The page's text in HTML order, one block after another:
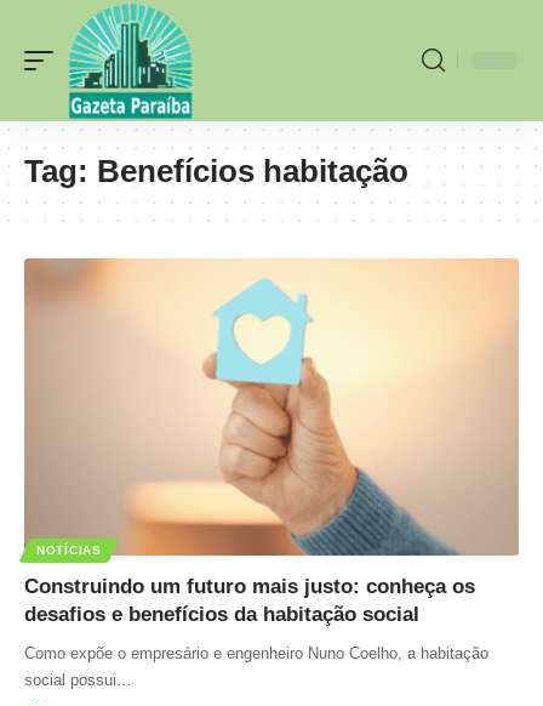
Tag: Benefícios habitação
NOTÍCIAS
Construindo um futuro mais justo: conheça os
desafios e benefícios da habitação social
Como expõe o empresário e engenheiro Nuno Coelho, a habitação
social possui…